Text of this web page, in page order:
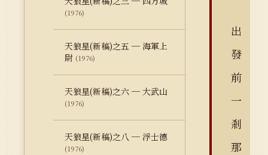
(1976)
天狼星(新稿)之五 ─ 海軍上
尉 (1976)
天狼星(新稿)之六 ─ 大武山
(1976)
天狼星(新稿)之八 ─ 浮士德
(1976)
出
發
前
一
剎
那